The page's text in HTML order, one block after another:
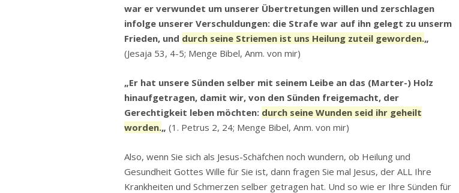
war er verwundet um unserer Übertretungen willen und zerschlagen
infolge unserer Verschuldungen: die Strafe war auf ihn gelegt zu unserm
Frieden, und durch seine Striemen ist uns Heilung zuteil geworden.„
(Jesaja 53, 4-5; Menge Bibel, Anm. von mir)
„Er hat unsere Sünden selber mit seinem Leibe an das (Marter-) Holz
hinaufgetragen, damit wir, von den Sünden freigemacht, der
Gerechtigkeit leben möchten: durch seine Wunden seid ihr geheilt
worden.„ (1. Petrus 2, 24; Menge Bibel, Anm. von mir)
Also, wenn Sie sich als Jesus-Schäfchen noch wundern, ob Heilung und
Gesundheit Gottes Wille für Sie ist, dann fragen Sie mal Jesus, der ALL Ihre
Krankheiten und Schmerzen selber getragen hat. Und so wie er Ihre Sünden für